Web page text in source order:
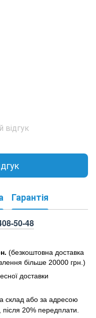
Гарантія
50-48
(безкоштовна доставка
більше 20000 грн .)
доставки
склад або за адресою
20% передплати.